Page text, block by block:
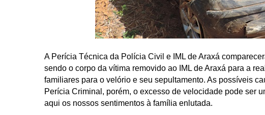
A Perícia Técnica da Polícia Civil e IML de Araxá
sendo o corpo da vítima removido ao IML de Araxá para a
familiares para o velório e seu sepultamento. As possíveis
Perícia Criminal, porém, o excesso de velocidade pode ser
aqui os nossos sentimentos à família enlutada.